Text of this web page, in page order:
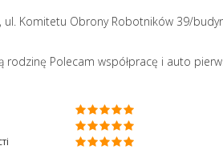
ul. Komitetu Obrony Robotników 39/
Polecam współpracę i auto